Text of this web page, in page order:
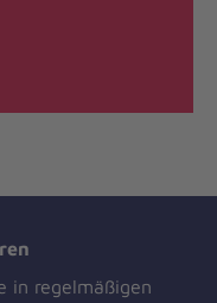
in regelmäßigen